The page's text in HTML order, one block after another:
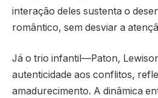
interação deles sustenta o
romântico, sem desviar a
Já o trio infantil—Paton,
autenticidade aos conflitos,
amadurecimento. A dinâmica